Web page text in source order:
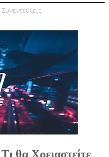
Συνεντεύξεις
θα Χρειαστείτε